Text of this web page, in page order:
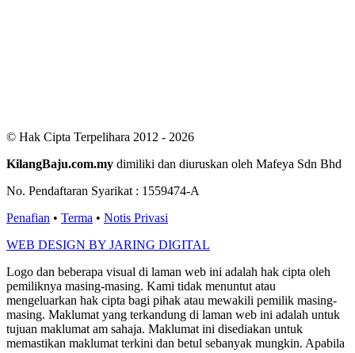
© Hak Cipta Terpelihara 2012 - 2026
KilangBaju.com.my dimiliki dan diuruskan oleh Mafeya Sdn Bhd
No. Pendaftaran Syarikat : 1559474-A
Penafian • Terma • Notis Privasi
WEB DESIGN BY JARING DIGITAL
Logo dan beberapa visual di laman web ini adalah hak cipta oleh
pemiliknya masing-masing. Kami tidak menuntut atau
mengeluarkan hak cipta bagi pihak atau mewakili pemilik masing-
masing. Maklumat yang terkandung di laman web ini adalah untuk
tujuan maklumat am sahaja. Maklumat ini disediakan untuk
memastikan maklumat terkini dan betul sebanyak mungkin. Apabila